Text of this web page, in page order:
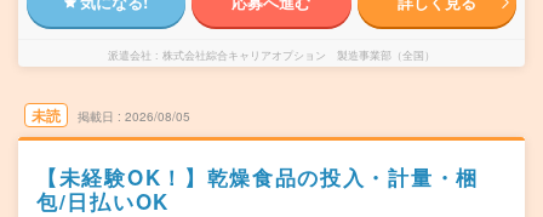
派遣会社 株式会社綜合キャリアオプション 製造事業部（全国）
未読 掲載日 2026/08/05
【未経験OK！】乾燥食品の投入・計量・梱
包/日払いOK